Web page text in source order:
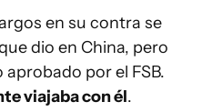
en su contra se
dio en China, pero
por el FSB.
viajaba con él.